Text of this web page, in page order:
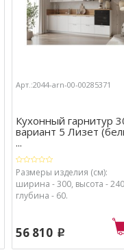
Арт.:2044-arn-00-00285371
Кухонный гарнитур
вариант 5 Лизет
...
Размеры изделия (см):
ширина - 300, высота -
глубина - 60.
56 810 p